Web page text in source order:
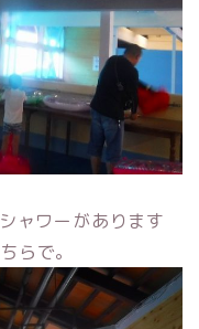
ャワーがあります
らで。